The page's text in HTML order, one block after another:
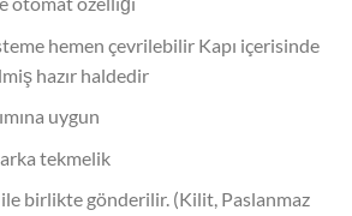
hemen çevrilebilir Kapı içerisinde
hazır haldedir
uygun
tekmelik
ile birlikte gönderilir. (Kilit, Paslanmaz